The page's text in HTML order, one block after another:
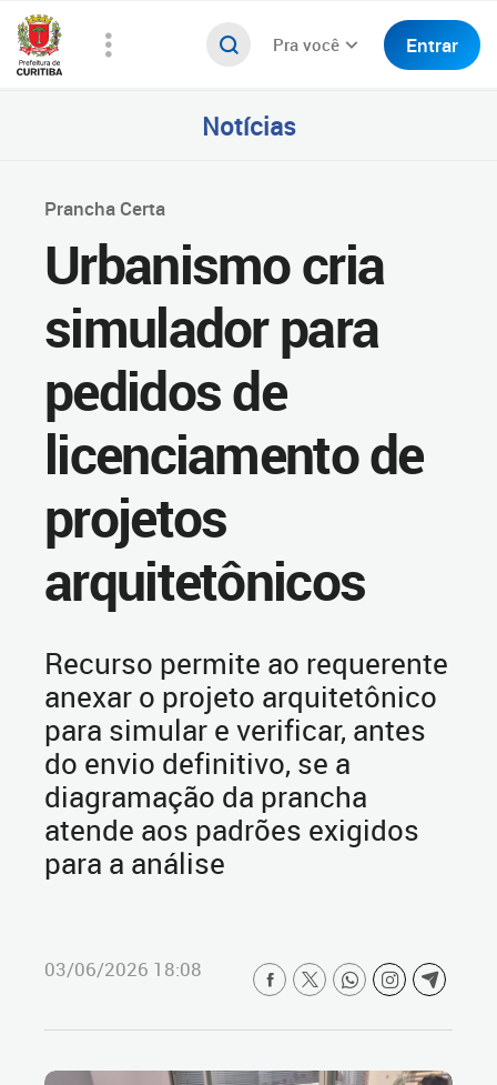
Pra você Entrar
Notícias
Prancha Certa
Urbanismo cria
simulador para
pedidos de
licenciamento de
projetos
arquitetônicos
Recurso permite ao requerente
anexar o projeto arquitetônico
para simular e verificar, antes
do envio definitivo, se a
diagramação da prancha
atende aos padrões exigidos
para a análise
03/06/2026 18:08